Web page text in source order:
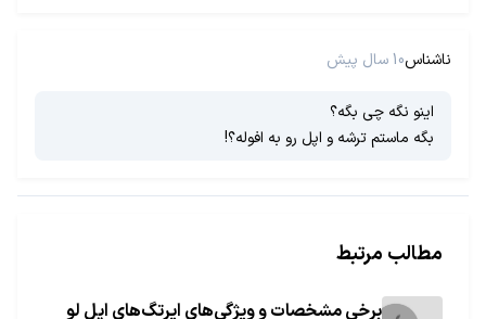
ناشناس10 سال پیش
اینو نگه چی بگه؟
بگه ماستم ترشه و اپل رو به افوله؟!
مطالب مرتبط
برخی مشخصات و ویژگی‌های ایرتگ‌های اپل لو